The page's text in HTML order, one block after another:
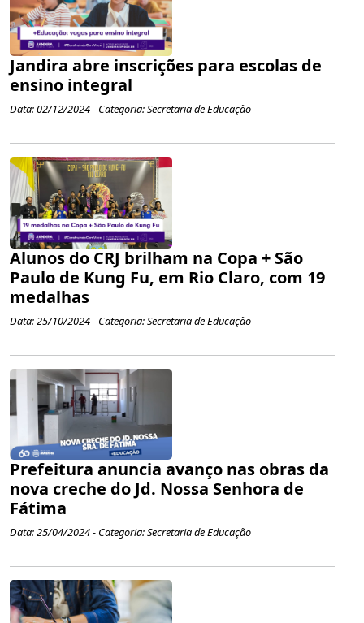
Jandira abre inscrições para escolas de
ensino integral
Data: 02/12/2024 - Categoria: Secretaria de Educação
Alunos do CRJ brilham na Copa + São
Paulo de Kung Fu, em Rio Claro, com 19
medalhas
Data: 25/10/2024 - Categoria: Secretaria de Educação
Prefeitura anuncia avanço nas obras da
nova creche do Jd. Nossa Senhora de
Fátima
Data: 25/04/2024 - Categoria: Secretaria de Educação